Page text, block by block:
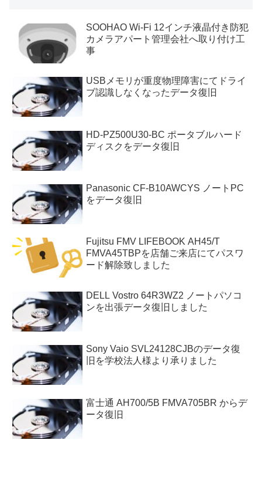
SOOHAO Wi-Fi 12インチ液晶付き防犯
カメラアパート管理会社へ取り付け工
事
USBメモリが重度物理障害にてドライ
ブ認識しなくなったデータ復旧
HD-PZ500U30-BC ポータブルハード
ディスクをデータ復旧
Panasonic CF-B10AWCYS ノートPC
をデータ復旧
Fujitsu FMV LIFEBOOK AH45/T
FMVA45TBPを店舗ご来店にてパスワ
ード解除致しました
DELL Vostro 64R3WZ2 ノートパソコ
ンを出張データ復旧しました
Sony Vaio SVL24128CJBのデータ復
旧を学校法人様より承りました
富士通 AH700/5B FMVA705BR からデ
ータ復旧